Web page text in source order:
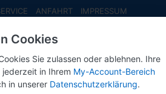
ANFAHRT IMPRESSUM
NEUHEITEN
Cookies
Sie zulassen oder ablehnen. Ihre
in Ihrem My-Account-Bereich
in unserer Datenschutzerklärung.